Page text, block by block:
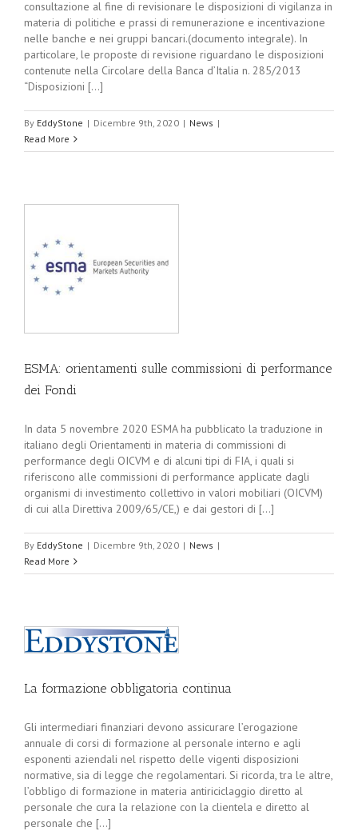
consultazione al fine di revisionare le disposizioni di vigilanza in
materia di politiche e prassi di remunerazione e incentivazione
nelle banche e nei gruppi bancari.(documento integrale). In
particolare, le proposte di revisione riguardano le disposizioni
contenute nella Circolare della Banca d’Italia n. 285/2013
“Disposizioni [...]
By EddyStone | Dicembre 9th, 2020 | News |
Read More
ESMA: orientamenti sulle commissioni di performance
dei Fondi
In data 5 novembre 2020 ESMA ha pubblicato la traduzione in
italiano degli Orientamenti in materia di commissioni di
performance degli OICVM e di alcuni tipi di FIA, i quali si
riferiscono alle commissioni di performance applicate dagli
organismi di investimento collettivo in valori mobiliari (OICVM)
di cui alla Direttiva 2009/65/CE,) e dai gestori di [...]
By EddyStone | Dicembre 9th, 2020 | News |
Read More
La formazione obbligatoria continua
Gli intermediari finanziari devono assicurare l’erogazione
annuale di corsi di formazione al personale interno e agli
esponenti aziendali nel rispetto delle vigenti disposizioni
normative, sia di legge che regolamentari. Si ricorda, tra le altre,
l’obbligo di formazione in materia antiriciclaggio diretto al
personale che cura la relazione con la clientela e diretto al
personale che [...]